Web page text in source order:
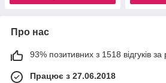
Про нас
93% позитивних з 1518 відгуків за
Працює з 27.06.2018